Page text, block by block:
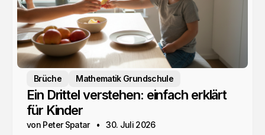
Brüche Mathematik Grundschule
Ein Drittel verstehen: einfach erklärt
für Kinder
von Peter Spatar 30. Juli 2026